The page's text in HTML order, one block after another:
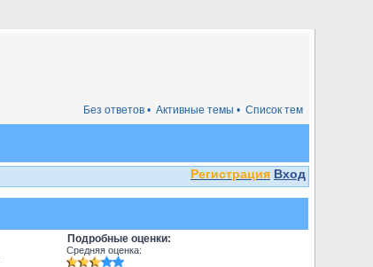
Список тем
Активные темы •
Без ответов •
Регистрация Вход
Подробные оценки:
Средняя оценка: